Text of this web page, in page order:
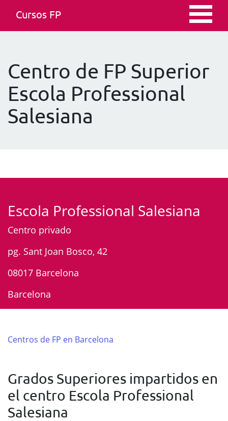
Cursos FP
Centro de FP Superior
Escola Professional
Salesiana
Escola Professional Salesiana
Centro privado
pg. Sant Joan Bosco, 42
08017 Barcelona
Barcelona
Centros de FP en Barcelona
Grados Superiores impartidos en
el centro Escola Professional
Salesiana